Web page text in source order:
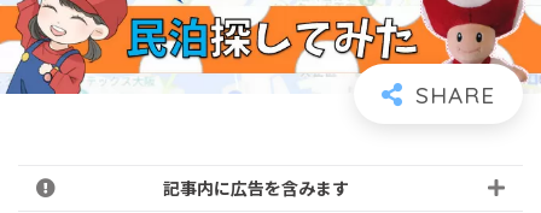
記事内に広告を含みます